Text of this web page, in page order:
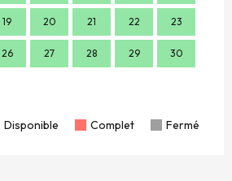
19 20 21 22 23
26 27 28 29 30
Disponible Complet Fermé